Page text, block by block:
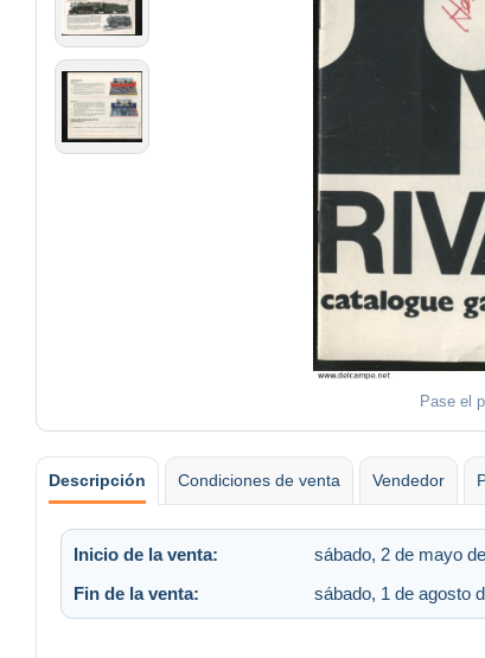
Pase el
Descripción Condiciones de venta Vendedor
Inicio de la venta: sábado, 2 de mayo
Fin de la venta:
sábado, 1 de agosto